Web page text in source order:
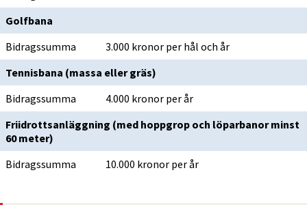
Golfbana
Bidragssumma
3.000 kronor per hål och år
Tennisbana (massa eller gräs)
Bidragssumma
4.000 kronor per år
Friidrottsanläggning (med hoppgrop och löparbanor minst
60 meter)
Bidragssumma
10.000 kronor per år